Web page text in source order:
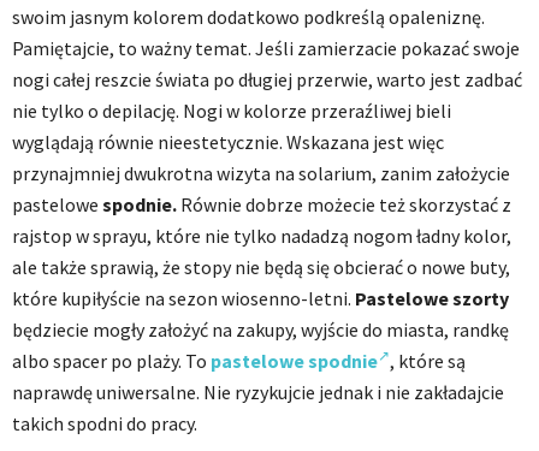
swoim jasnym kolorem dodatkowo podkreślą opaleniznę.
Pamiętajcie, to ważny temat. Jeśli zamierzacie pokazać swoje
nogi całej reszcie świata po długiej przerwie, warto jest zadbać
nie tylko o depilację. Nogi w kolorze przeraźliwej bieli
wyglądają równie nieestetycznie. Wskazana jest więc
przynajmniej dwukrotna wizyta na solarium, zanim założycie
pastelowe spodnie. Równie dobrze możecie też skorzystać z
rajstop w sprayu, które nie tylko nadadzą nogom ładny kolor,
ale także sprawią, że stopy nie będą się obcierać o nowe buty,
które kupiłyście na sezon wiosenno-letni. Pastelowe szorty
będziecie mogły założyć na zakupy, wyjście do miasta, randkę
albo spacer po plaży. To pastelowe spodnie , które są
naprawdę uniwersalne. Nie ryzykujcie jednak i nie zakładajcie
takich spodni do pracy.